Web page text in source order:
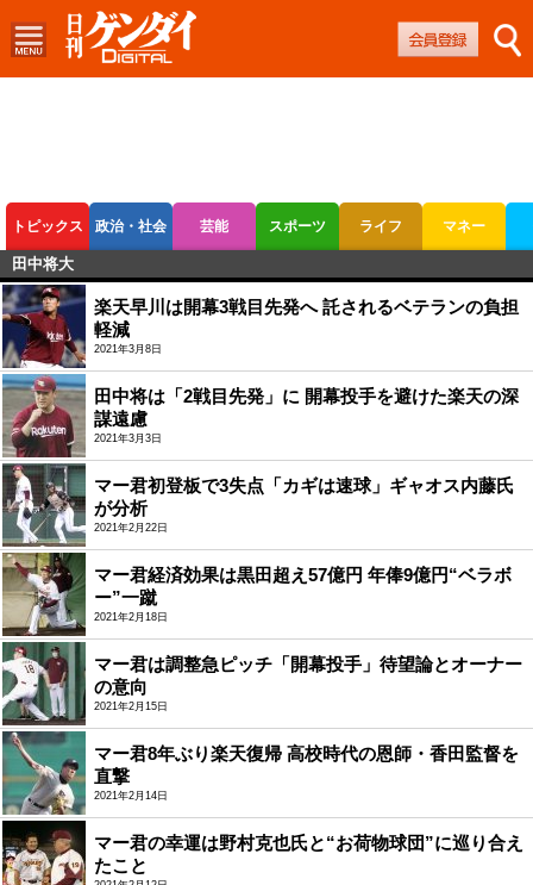
トピックス 政治・社会 芸能 スポーツ ライフ マネー
ボートレース
田中将大
楽天早川は開幕3戦目先発へ 託されるベテランの負担
軽減
2021年3月8日
田中将は「2戦目先発」に 開幕投手を避けた楽天の深
謀遠慮
2021年3月3日
マー君初登板で3失点「カギは速球」ギャオス内藤氏
が分析
2021年2月22日
マー君経済効果は黒田超え57億円 年俸9億円“ベラボ
ー”一蹴
2021年2月18日
マー君は調整急ピッチ「開幕投手」待望論とオーナー
の意向
2021年2月15日
マー君8年ぶり楽天復帰 高校時代の恩師・香田監督を
直撃
2021年2月14日
マー君の幸運は野村克也氏と“お荷物球団”に巡り合え
たこと